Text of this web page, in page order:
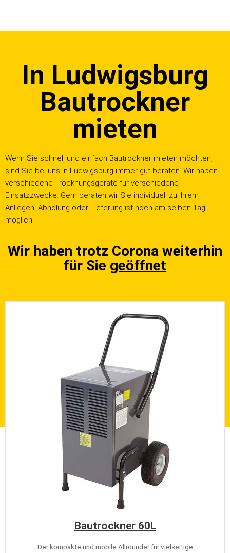
r
i
n
g
e
n
In Ludwigsburg
Bautrockner
mieten
Wenn Sie schnell und einfach Bautrockner mieten möchten,
sind Sie bei uns in Ludwigsburg immer gut beraten. Wir haben
verschiedene Trocknungsgeräte für verschiedene
Einsatzzwecke. Gern beraten wir Sie individuell zu Ihrem
Anliegen. Abholung oder Lieferung ist noch am selben Tag
möglich.
Wir haben trotz Corona weiterhin
für Sie geöffnet
Bautrockner 60L
Der kompakte und mobile Allrounder für vielseitige